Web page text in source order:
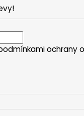
ochrany